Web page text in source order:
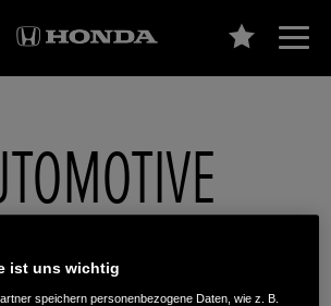
ist uns wichtig
speichern personenbezogene Daten, wie z. B.